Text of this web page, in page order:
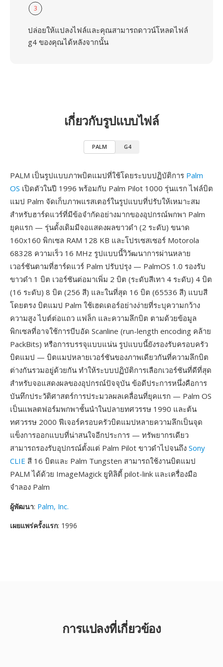
3
ปล่อยให้แปลงไฟล์และคุณสามารถดาวน์โหลดไฟล์
g4 ของคุณได้หลังจากนั้น
เกี่ยวกับรูปแบบไฟล์
PALM G4
PALM เป็นรูปแบบภาพบิตแมปที่ใช้โดยระบบปฏิบัติการ Palm
OS เปิดตัวในปี 1996 พร้อมกับ Palm Pilot 1000 รุ่นแรก ไฟล์บิต
แมป Palm จัดเก็บภาพแรสเตอร์ในรูปแบบที่ปรับให้เหมาะสม
สำหรับฮาร์ดแวร์ที่มีข้อจำกัดอย่างมากของอุปกรณ์พกพา Palm
ยุคแรก — รุ่นดั้งเดิมมีจอแสดงผลขาวดำ (2 ระดับ) ขนาด
160x160 พิกเซล RAM 128 KB และโปรเซสเซอร์ Motorola
68328 ความเร็ว 16 MHz รูปแบบนี้วิวัฒนาการผ่านหลาย
เวอร์ชันตามที่ฮาร์ดแวร์ Palm ปรับปรุง — PalmOS 1.0 รองรับ
ขาวดำ 1 บิต เวอร์ชันต่อมาเพิ่ม 2 บิต (ระดับสีเทา 4 ระดับ) 4 บิต
(16 ระดับ) 8 บิต (256 สี) และในที่สุด 16 บิต (65536 สี) แบบสี
โดยตรง บิตแมป Palm ใช้เฮดเดอร์อย่างง่ายที่ระบุความกว้าง
ความสูง ไบต์ต่อแถว แฟล็ก และความลึกบิต ตามด้วยข้อมูล
พิกเซลที่อาจใช้การบีบอัด Scanline (run-length encoding คล้าย
PackBits) หรือการบรรจุแบบแน่น รูปแบบนี้ยังรองรับครอบครัว
บิตแมป — บิตแมปหลายเวอร์ชันของภาพเดียวกันที่ความลึกบิต
ต่างกันรวมอยู่ด้วยกัน ทำให้ระบบปฏิบัติการเลือกเวอร์ชันที่ดีที่สุด
สำหรับจอแสดงผลของอุปกรณ์ปัจจุบัน ข้อดีประการหนึ่งคือการ
บันทึกประวัติศาสตร์การประมวลผลเคลื่อนที่ยุคแรก — Palm OS
เป็นแพลตฟอร์มพกพาชั้นนำในปลายทศวรรษ 1990 และต้น
ทศวรรษ 2000 ฟีเจอร์ครอบครัวบิตแมปหลายความลึกเป็นจุด
แข็งการออกแบบที่น่าสนใจอีกประการ — ทรัพยากรเดียว
สามารถรองรับอุปกรณ์ตั้งแต่ Palm Pilot ขาวดำไปจนถึง Sony
CLIE สี 16 บิตและ Palm Tungsten สามารถใช้งานบิตแมป
PALM ได้ด้วย ImageMagick ยูทิลิตี้ pilot-link และเครื่องมือ
จำลอง Palm
ผู้พัฒนา: Palm, Inc.
เผยแพร่ครั้งแรก: 1996
การแปลงที่เกี่ยวข้อง